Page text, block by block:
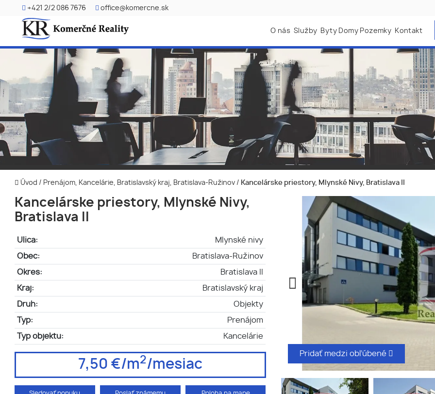
+421 2/2 086 7676 office@komercne.sk
O nás Služby Byty Domy Pozemky Kontakt
Úvod / Prenájom, Kancelárie, Bratislavský kraj, Bratislava-Ružinov / Kancelárske priestory, Mlynské Nivy, Bratislava II
Kancelárske priestory, Mlynské Nivy,
Bratislava II
Ulica: Mlynské nivy
Obec: Bratislava-Ružinov
Okres: Bratislava II
Kraj: Bratislavský kraj
Druh: Objekty
Typ: Prenájom
Typ objektu: Kancelárie
7,50 €/m2/mesiac
Pridať medzi obľúbené